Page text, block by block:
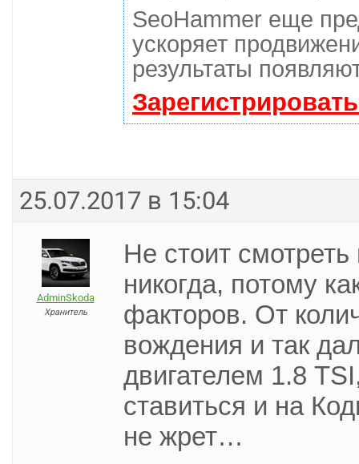
SeoHammer еще
ускоряет
результаты
25.07.2017 в 15:04
AdminSkoda
Хранитель
Не стоит
никогда, потому
факторов. От
вождения и так
двигателем 1.8
ставиться и на
не жрет…